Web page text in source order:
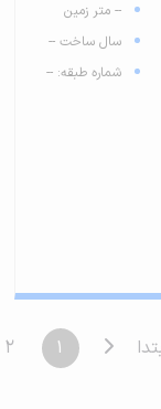
-- متر زمین
سال ساخت --
شماره طبقه: --
1
2